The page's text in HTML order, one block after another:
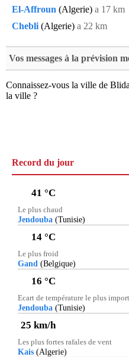
El-Affroun (Algerie) a 17 km
Chebli (Algerie) a 22 km
Vos messages à la prévision
Connaissez-vous la ville de Blida
la ville ?
Record du jour
41 °C
Le plus chaud
Jendouba (Tunisie)
14 °C
Le plus froid
Gand (Belgique)
16 °C
Ecart de température le plus
Jendouba (Tunisie)
25 km/h
Les plus fortes rafales de vent
Kais (Algerie)